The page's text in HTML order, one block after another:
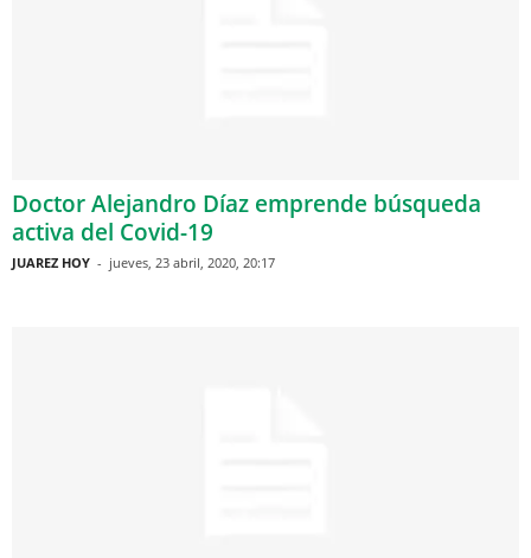
Doctor Alejandro Díaz emprende búsqueda
activa del Covid-19
JUAREZ HOY - jueves, 23 abril, 2020, 20:17